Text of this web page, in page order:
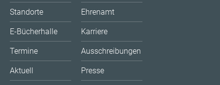
Standorte
E-Bücherhalle
Termine
Aktuell
Ehrenamt
Karriere
Ausschreibungen
Presse